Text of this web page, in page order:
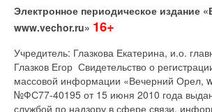
Электронное периодическое издание
www.vechor.ru» 16+
Учредитель: Глазкова Екатерина, и.о.
Глазков Егор Свидетельство о
массовой информации «Вечерний Орел,
№ФС77-40195 от 15 июня 2010 года
службой по надзору в сфере связи,